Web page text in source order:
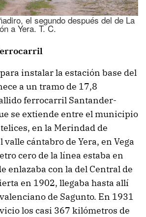
el segundo después del de La
a Yera. T. C.
instalar la estación base del
a un tramo de 17,8
ferrocarril Santander-
se extiende entre el municipio
en la Merindad de
valle cántabro de Yera, en Vega
cero de la línea estaba en
enlazaba con la del Central de
en 1902, llegaba hasta allí
de Sagunto. En 1931
los casi 367 kilómetros de